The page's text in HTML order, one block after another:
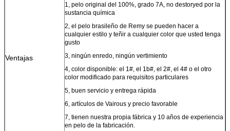
Ventajas
1, pelo original del 100%, grado 7A, no destoryed por la
sustancia química
2, el pelo brasileño de Remy se pueden hacer a
cualquier estilo y teñir a cualquier color que usted tenga
gusto
3, ningún enredo, ningún vertimiento
4, color disponible: el 1#, el 1b#, el 2#, el 4# o el otro
color modificado para requisitos particulares
5, buen servicio y entrega rápida
6, artículos de Vairous y precio favorable
7, tienen nuestra propia fábrica y 10 años de experiencia
en pelo de la fabricación.